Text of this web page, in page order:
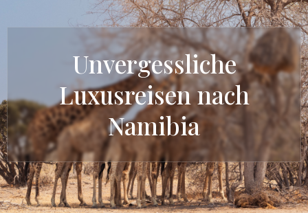
Unvergessliche
Luxusreisen nach
Namibia